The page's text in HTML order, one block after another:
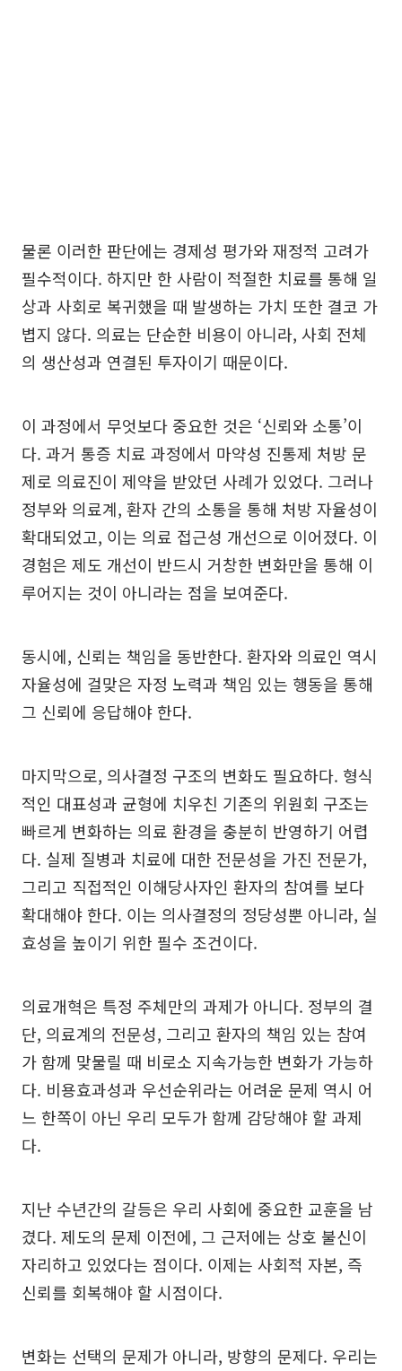
물론 이러한 판단에는 경제성 평가와 재정적 고려가
필수적이다. 하지만 한 사람이 적절한 치료를 통해 일
상과 사회로 복귀했을 때 발생하는 가치 또한 결코 가
볍지 않다. 의료는 단순한 비용이 아니라, 사회 전체
의 생산성과 연결된 투자이기 때문이다.
이 과정에서 무엇보다 중요한 것은 ‘신뢰와 소통’이
다. 과거 통증 치료 과정에서 마약성 진통제 처방 문
제로 의료진이 제약을 받았던 사례가 있었다. 그러나
정부와 의료계, 환자 간의 소통을 통해 처방 자율성이
확대되었고, 이는 의료 접근성 개선으로 이어졌다. 이
경험은 제도 개선이 반드시 거창한 변화만을 통해 이
루어지는 것이 아니라는 점을 보여준다.
동시에, 신뢰는 책임을 동반한다. 환자와 의료인 역시
자율성에 걸맞은 자정 노력과 책임 있는 행동을 통해
그 신뢰에 응답해야 한다.
마지막으로, 의사결정 구조의 변화도 필요하다. 형식
적인 대표성과 균형에 치우친 기존의 위원회 구조는
빠르게 변화하는 의료 환경을 충분히 반영하기 어렵
다. 실제 질병과 치료에 대한 전문성을 가진 전문가,
그리고 직접적인 이해당사자인 환자의 참여를 보다
확대해야 한다. 이는 의사결정의 정당성뿐 아니라, 실
효성을 높이기 위한 필수 조건이다.
의료개혁은 특정 주체만의 과제가 아니다. 정부의 결
단, 의료계의 전문성, 그리고 환자의 책임 있는 참여
가 함께 맞물릴 때 비로소 지속가능한 변화가 가능하
다. 비용효과성과 우선순위라는 어려운 문제 역시 어
느 한쪽이 아닌 우리 모두가 함께 감당해야 할 과제
다.
지난 수년간의 갈등은 우리 사회에 중요한 교훈을 남
겼다. 제도의 문제 이전에, 그 근저에는 상호 불신이
자리하고 있었다는 점이다. 이제는 사회적 자본, 즉
신뢰를 회복해야 할 시점이다.
변화는 선택의 문제가 아니라, 방향의 문제다. 우리는